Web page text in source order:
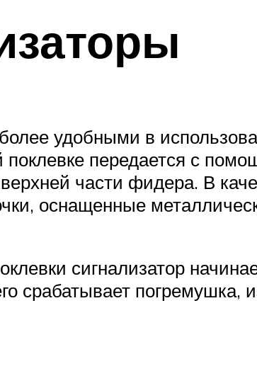
удобными в
передается с
части фидера. В
оснащенные
сигнализатор
срабатывает погремушка,